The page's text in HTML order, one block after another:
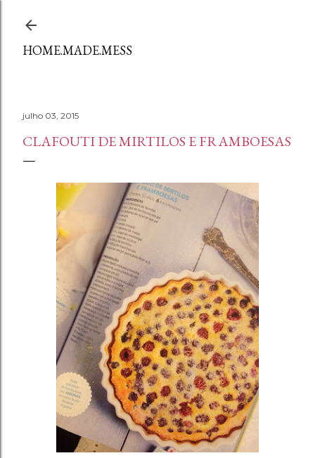
HOME.MADE.MESS
julho 03, 2015
CLAFOUTI DE MIRTILOS E FRAMBOESAS